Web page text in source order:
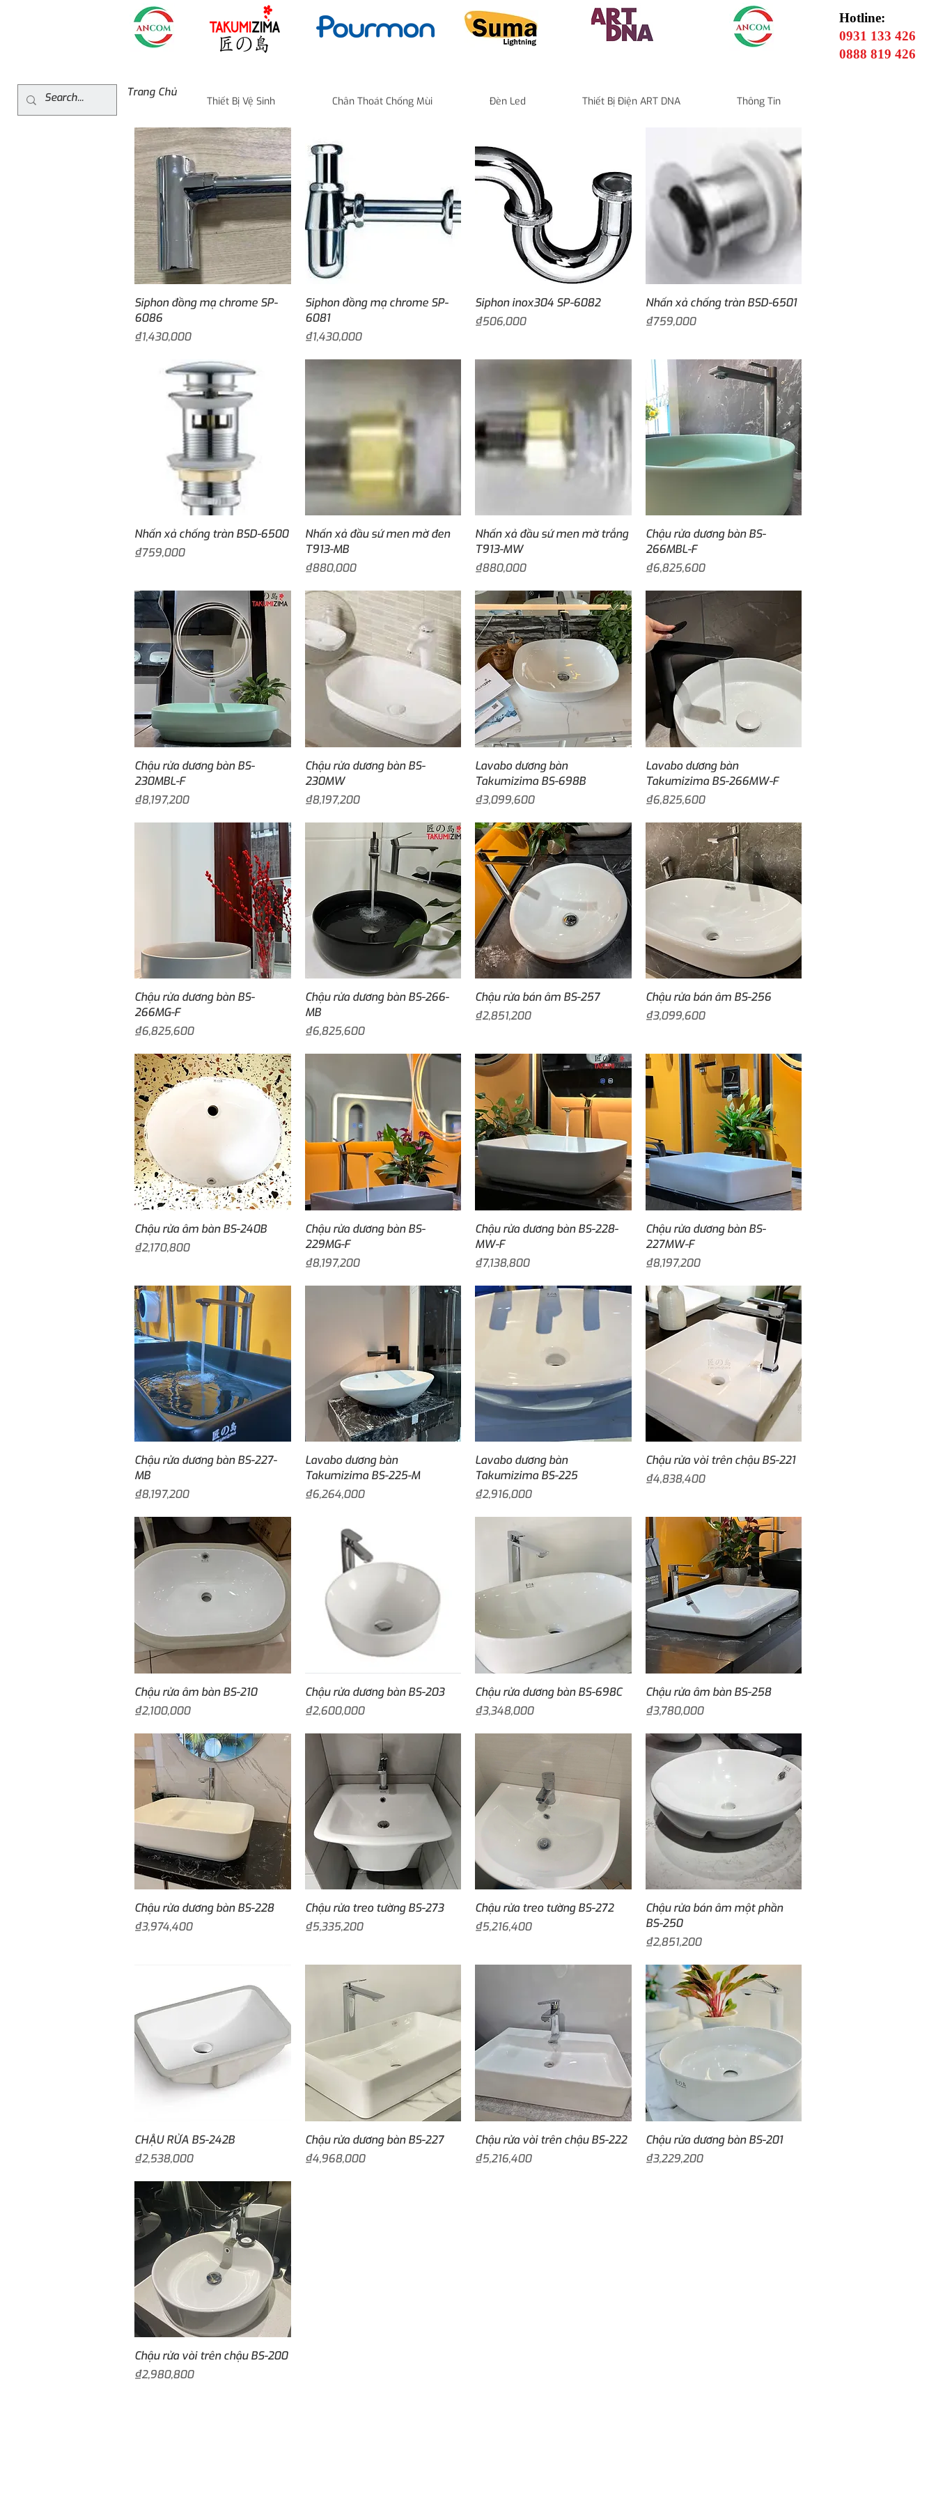
Thiết Bị Vệ Sinh Chân Thoát Chống Mùi Đèn Led Thiết Bị Điện ART DNA Thông Tin
Trang Chủ
Hotline:
0931 133 426
0888 819 426
Quick View
Siphon đồng mạ chrome SP-
6086
Price
₫1,430,000
Quick View
Siphon đồng mạ chrome SP-
6081
Price
₫1,430,000
Quick View
Siphon inox304 SP-6082
Price
₫506,000
Quick View
Nhấn xả chống tràn BSD-6501
Price
₫759,000
Quick View
Nhấn xả chống tràn BSD-6500
Price
₫759,000
Quick View
Nhấn xả đầu sứ men mờ đen
T913-MB
Price
₫880,000
Quick View
Nhấn xả đầu sứ men mờ trắng
T913-MW
Price
₫880,000
Quick View
Chậu rửa dương bàn BS-
266MBL-F
Price
₫6,825,600
Quick View
Chậu rửa dương bàn BS-
230MBL-F
Price
₫8,197,200
Quick View
Chậu rửa dương bàn BS-
230MW
Price
₫8,197,200
Quick View
Lavabo dương bàn
Takumizima BS-698B
Price
₫3,099,600
Quick View
Lavabo dương bàn
Takumizima BS-266MW-F
Price
₫6,825,600
Quick View
Chậu rửa dương bàn BS-
266MG-F
Price
₫6,825,600
Quick View
Chậu rửa dương bàn BS-266-
MB
Price
₫6,825,600
Quick View
Chậu rửa bán âm BS-257
Price
₫2,851,200
Quick View
Chậu rửa bán âm BS-256
Price
₫3,099,600
Quick View
Chậu rửa âm bàn BS-240B
Price
₫2,170,800
Quick View
Chậu rửa dương bàn BS-
229MG-F
Price
₫8,197,200
Quick View
Chậu rửa dương bàn BS-228-
MW-F
Price
₫7,138,800
Quick View
Chậu rửa dương bàn BS-
227MW-F
Price
₫8,197,200
Quick View
Chậu rửa dương bàn BS-227-
MB
Price
₫8,197,200
Quick View
Lavabo dương bàn
Takumizima BS-225-M
Price
₫6,264,000
Quick View
Lavabo dương bàn
Takumizima BS-225
Price
₫2,916,000
Quick View
Chậu rửa vòi trên chậu BS-221
Price
₫4,838,400
Quick View
Chậu rửa âm bàn BS-210
Price
₫2,100,000
Quick View
Chậu rửa dương bàn BS-203
Price
₫2,600,000
Quick View
Chậu rửa dương bàn BS-698C
Price
₫3,348,000
Quick View
Chậu rửa âm bàn BS-258
Price
₫3,780,000
Quick View
Chậu rửa dương bàn BS-228
Price
₫3,974,400
Quick View
Chậu rửa treo tường BS-273
Price
₫5,335,200
Quick View
Chậu rửa treo tường BS-272
Price
₫5,216,400
Quick View
Chậu rửa bán âm một phần
BS-250
Price
₫2,851,200
Quick View
CHẬU RỬA BS-242B
Price
₫2,538,000
Quick View
Chậu rửa dương bàn BS-227
Price
₫4,968,000
Quick View
Chậu rửa vòi trên chậu BS-222
Price
₫5,216,400
Quick View
Chậu rửa dương bàn BS-201
Price
₫3,229,200
Quick View
Chậu rửa vòi trên chậu BS-200
Price
₫2,980,800